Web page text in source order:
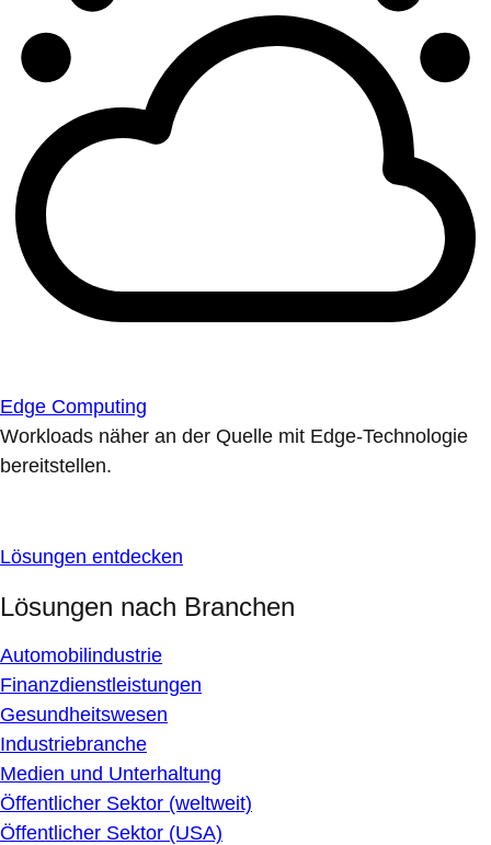
Edge Computing
Workloads näher an der Quelle mit Edge-Technologie
bereitstellen.
Lösungen entdecken
Lösungen nach Branchen
Automobilindustrie
Finanzdienstleistungen
Gesundheitswesen
Industriebranche
Medien und Unterhaltung
Öffentlicher Sektor (weltweit)
Öffentlicher Sektor (USA)